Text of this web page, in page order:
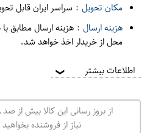
مکان تحویل : سراسر ایران قابل
هزینه ارسال : هزینه ارسال مطابق
محل از خریدار اخذ خواهد شد.
اطلاعات بیشتر ❯
از بروز رسانی این کالا بیش
نیاز از فروشنده